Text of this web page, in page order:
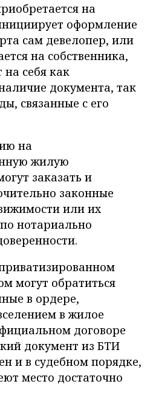
на
оформление
сам девелопер, или
на собственника,
себя как
документа, так
связанные с его
на
жилую
заказать и
законные
или их
нотариально
могут обратиться
в ордере,
в жилое
договоре
документ из БТИ
и в судебном порядке,
место достаточно